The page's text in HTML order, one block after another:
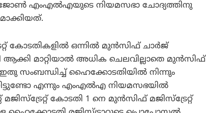
എംഎല്‍എയുടെ നിയമസഭാ ചോദ്യത്തിനു
കോടതികളില്‍ ഒന്നില്‍ മുന്‍സിഫ് ചാര്‍ജ്
മാറ്റിയാല്‍ അധിക ചെലവില്ലാതെ മുന്‍സിഫ്
സംബന്ധിച്ച് ഹൈക്കോടതിയില്‍ നിന്നും
എന്നും എംഎല്‍എ നിയമസഭയില്‍
കോടതി 1 നെ മുന്‍സിഫ് മജിസ്‌ട്രേറ്റ്